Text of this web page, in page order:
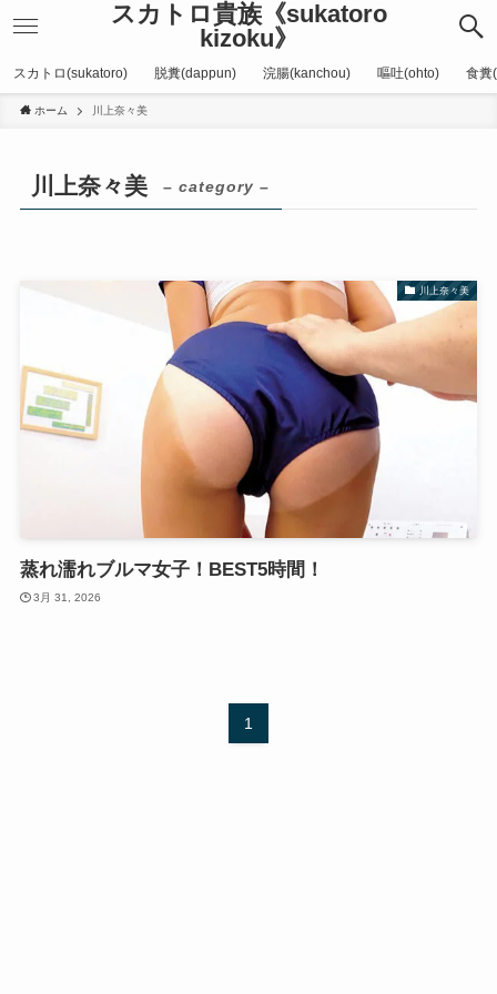
スカトロ貴族《sukatoro
kizoku》
スカトロ(sukatoro) 脱糞(dappun) 浣腸(kanchou) 嘔吐(ohto) 食糞
ホーム 川上奈々美
川上奈々美 – category –
川上奈々美
蒸れ濡れブルマ女子！BEST5時間！
3月 31, 2026
1